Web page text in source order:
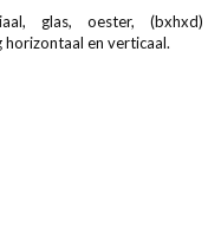
glas, oester, (bxhxd)
en verticaal.